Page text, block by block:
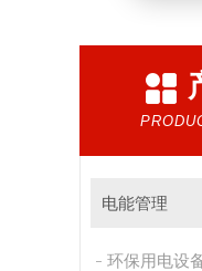
电能管理
环保用电设